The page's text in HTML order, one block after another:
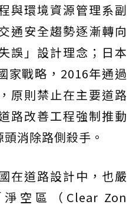
與環境資源管理系副
通安全趨勢逐漸轉向
誤」設計理念；日本
家戰略，2016年通過
原則禁止在主要道路
路改善工程強制推動
消除路側殺手。
在道路設計中，也嚴
空區（Clear Zon